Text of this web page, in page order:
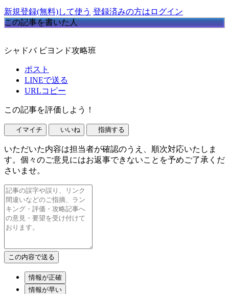
新規登録(無料)して使う 登録済みの方はログイン
この記事を書いた人
シャドバ ビヨンド攻略班
ポスト
LINEで送る
URLコピー
この記事を評価しよう！
イマイチ いいね 指摘する
いただいた内容は担当者が確認のうえ、順次対応いたしま
す。個々のご意見にはお返事できないことを予めご了承くだ
さいませ。
情報が正確
情報が早い